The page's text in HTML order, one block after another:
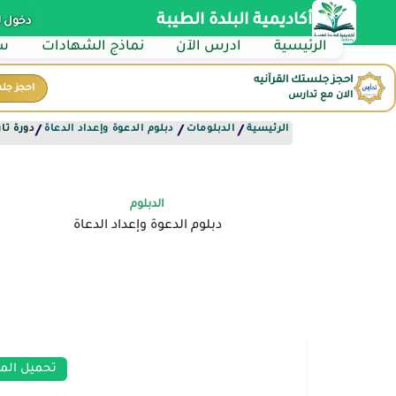
أكاديمية البلدة الطيبة دخول
الرئيسية ادرس الآن نماذج الشهادات
احجز جلستك القرآنيه
الان مع تدارس
احجز
الرئيسية / الدبلومات / دبلوم الدعوة وإعداد الدعاة /دورة
الدبلوم
دبلوم الدعوة وإعداد الدعاة
تحميل